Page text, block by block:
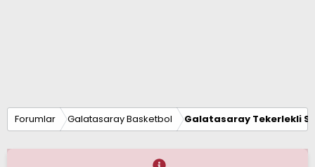
Forumlar Galatasaray Basketbol Galatasaray Tekerlekli